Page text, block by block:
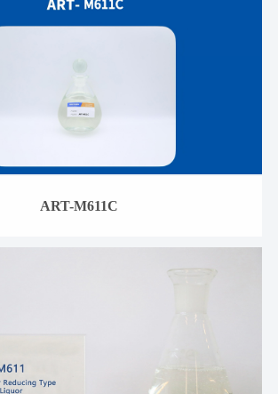
ART-M611C